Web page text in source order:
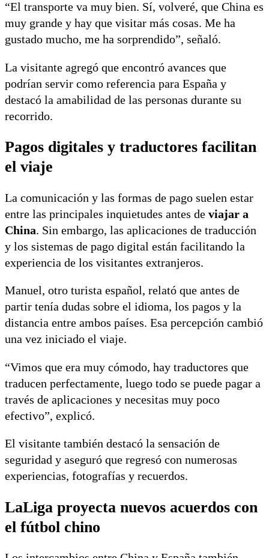
“El transporte va muy bien. Sí, volveré, que China es
muy grande y hay que visitar más cosas. Me ha
gustado mucho, me ha sorprendido”, señaló.
La visitante agregó que encontró avances que
podrían servir como referencia para España y
destacó la amabilidad de las personas durante su
recorrido.
Pagos digitales y traductores facilitan
el viaje
La comunicación y las formas de pago suelen estar
entre las principales inquietudes antes de viajar a
China. Sin embargo, las aplicaciones de traducción
y los sistemas de pago digital están facilitando la
experiencia de los visitantes extranjeros.
Manuel, otro turista español, relató que antes de
partir tenía dudas sobre el idioma, los pagos y la
distancia entre ambos países. Esa percepción cambió
una vez iniciado el viaje.
“Vimos que era muy cómodo, hay traductores que
traducen perfectamente, luego todo se puede pagar a
través de aplicaciones y necesitas muy poco
efectivo”, explicó.
El visitante también destacó la sensación de
seguridad y aseguró que regresó con numerosas
experiencias, fotografías y recuerdos.
LaLiga proyecta nuevos acuerdos con
el fútbol chino